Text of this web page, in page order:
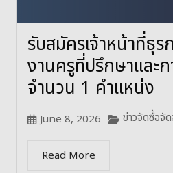
รับสมัครเจ้าหน้าที่ธุ
งานครูที่ปรึกษาและ
จำนวน 1 คำแหน่ง
June 8, 2026 ข่าวจัดซื้อจั
Read More